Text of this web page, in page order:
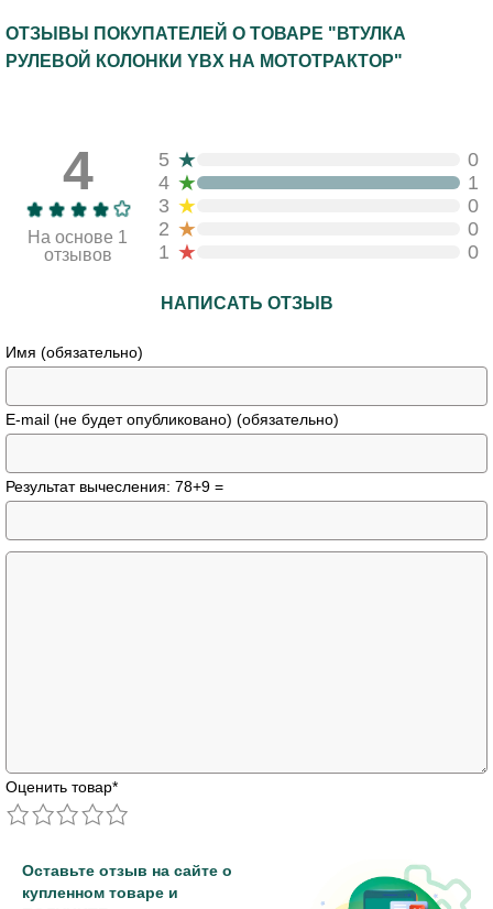
ОТЗЫВЫ ПОКУПАТЕЛЕЙ О ТОВАРЕ "ВТУЛКА
РУЛЕВОЙ КОЛОНКИ YBX НА МОТОТРАКТОР"
4
На основе 1
отзывов
5 ★
0
4 ★
1
3 ★
0
2 ★
0
1 ★ 0
НАПИСАТЬ ОТЗЫВ
Имя (обязательно)
E-mail (не будет опубликовано) (обязательно)
Результат вычесления: 78+9 =
Оценить товар*
Оставьте отзыв на сайте о
купленном товаре и